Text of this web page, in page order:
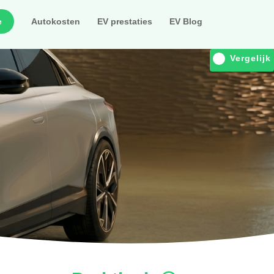
Autokosten EV prestaties EV Blog
Vergelijk